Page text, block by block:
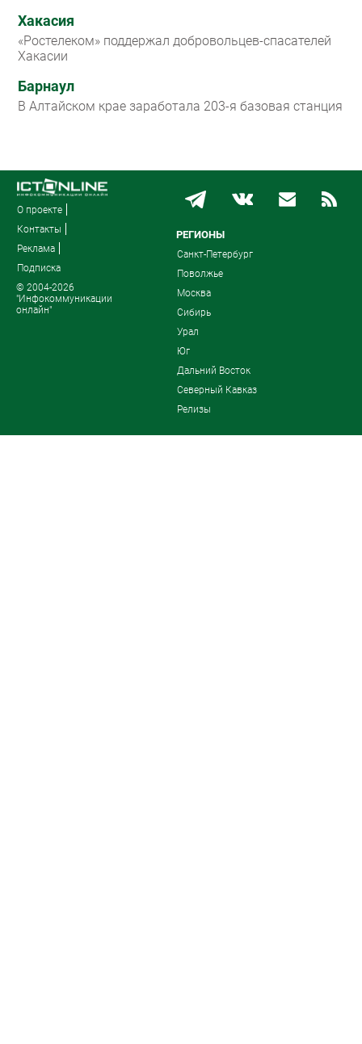
Хакасия
«Ростелеком» поддержал добровольцев-спасателей
Хакасии
Барнаул
В Алтайском крае заработала 203-я базовая станция
О проекте
Контакты
Реклама
Подписка
© 2004-2026
"Инфокоммуникации
онлайн"
РЕГИОНЫ
Санкт-Петербург
Поволжье
Москва
Сибирь
Урал
Юг
Дальний Восток
Северный Кавказ
Релизы